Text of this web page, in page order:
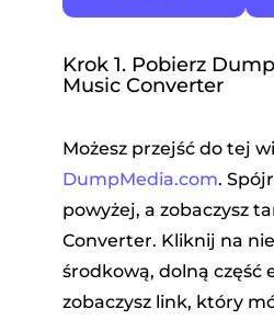
Krok 1. Pobierz
Music Converter
Możesz przejść do tej
DumpMedia.com.
powyżej, a zobaczysz
Converter. Kliknij na
środkową, dolną część
zobaczysz link, który